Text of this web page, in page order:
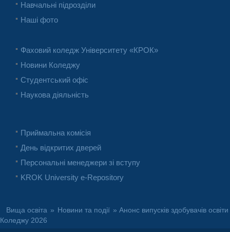
Навчальні підрозділи
Наші фото
Фаховий коледж Університету «КРОК»
Новини Коледжу
Студентський офіс
Наукова діяльність
Приймальна комісія
День відкритих дверей
Персональні менеджери зі вступу
KROK University e-Repository
Вища освіта » Новини та події » Анонс випусків здобувачів освіти
Коледжу 2026